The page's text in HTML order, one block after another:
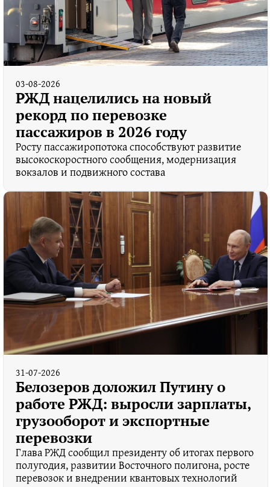
03-08-2026
РЖД нацелились на новый
рекорд по перевозке
пассажиров в 2026 году
Росту пассажиропотока способствуют развитие
высокоскоростного сообщения, модернизация
вокзалов и подвижного состава
31-07-2026
Белозеров доложил Путину о
работе РЖД: выросли зарплаты,
грузооборот и экспортные
перевозки
Глава РЖД сообщил президенту об итогах первого
полугодия, развитии Восточного полигона, росте
перевозок и внедрении квантовых технологий